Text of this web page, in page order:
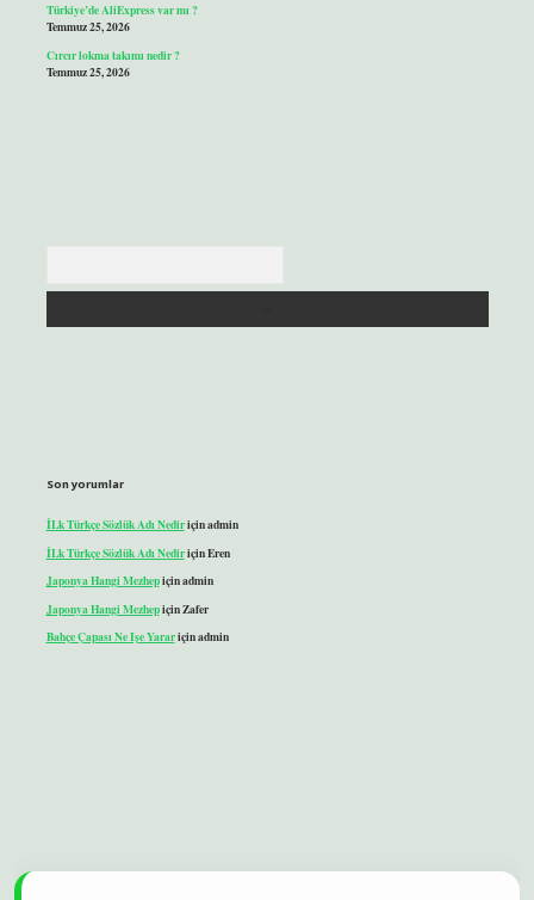
Türkiye’de AliExpress var mı ?
Temmuz 25, 2026
Cırcır lokma takımı nedir ?
Temmuz 25, 2026
Son yorumlar
İLk Türkçe Sözlük Adı Nediriçinadmin
İLk Türkçe Sözlük Adı NediriçinEren
Japonya Hangi Mezhepiçinadmin
Japonya Hangi MezhepiçinZafer
Bahçe Çapası Ne Işe Yarariçinadmin